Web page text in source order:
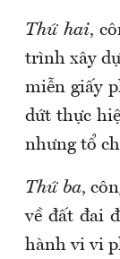
Thứ hai,
trình xây
miễn giấy
dứt thực
nhưng tổ
Thứ ba,
về đất đai
hành vi vi